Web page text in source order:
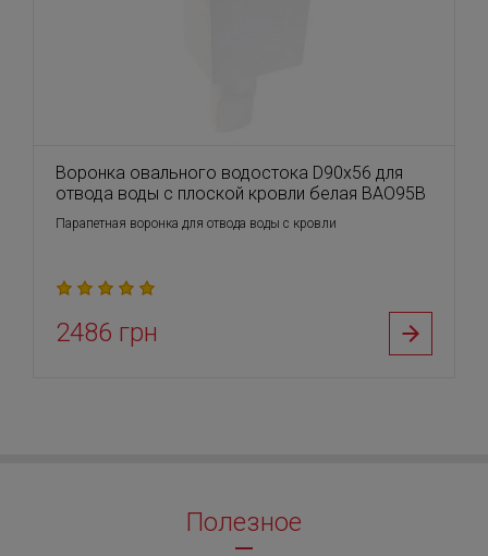
Воронка овального водостока D90х56 для
отвода воды с плоской кровли белая BAO95B
Парапетная воронка для отвода воды с кровли
2486 грн
Полезное